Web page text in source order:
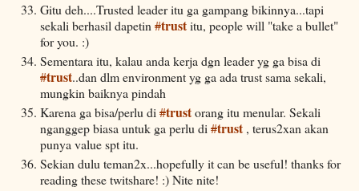
Gitu deh....Trusted leader itu ga gampang bikinnya...tapi
sekali berhasil dapetin #trustitu, people will "take a bullet"
for you. :)
Sementara itu, kalau anda kerja dgn leader yg ga bisa di
#trust..dan dlm environment yg ga ada trust sama sekali,
mungkin baiknya pindah
Karena ga bisa/perlu di #trustorang itu menular. Sekali
nganggep biasa untuk ga perlu di #trust , terus2xan akan
punya value spt itu.
Sekian dulu teman2x...hopefully it can be useful! thanks for
reading these twitshare! :) Nite nite!